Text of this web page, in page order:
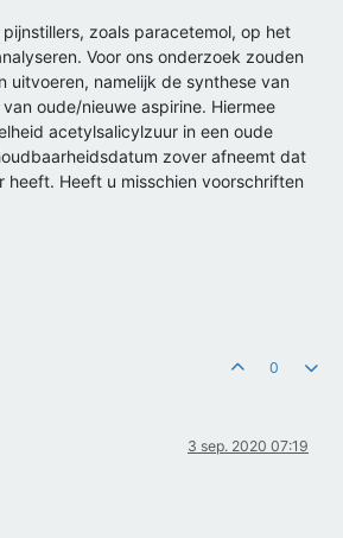
zoals paracetemol, op het
Voor ons onderzoek zouden
uitvoeren, namelijk de synthese van
oude/nieuwe aspirine. Hiermee
acetylsalicylzuur in een oude
zover afneemt dat
heeft. Heeft u misschien voorschriften
0
3 sep. 2020 07:19